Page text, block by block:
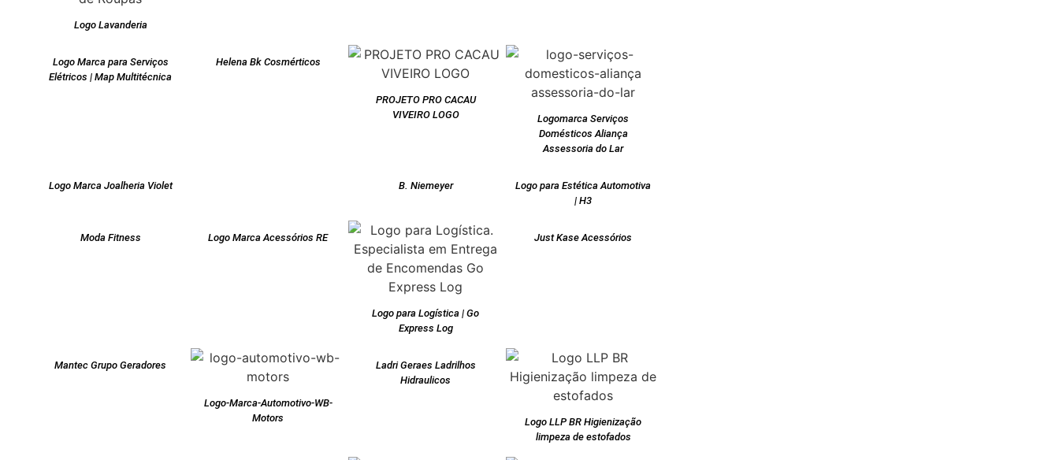
Logo Lavanderia
Logo Marca para Serviços
Elétricos | Map Multitécnica
Helena Bk Cosmérticos
PROJETO PRO CACAU
VIVEIRO LOGO
Logomarca Serviços
Domésticos Aliança
Assessoria do Lar
Logo Marca Joalheria Violet B. Niemeyer
Logo para Estética Automotiva
| H3
Moda Fitness Logo Marca Acessórios RE
Logo para Logística | Go
Express Log
Just Kase Acessórios
Mantec Grupo Geradores
Logo-Marca-Automotivo-WB-
Motors
Ladri Geraes Ladrilhos
Hidraulicos
Logo LLP BR Higienização
limpeza de estofados